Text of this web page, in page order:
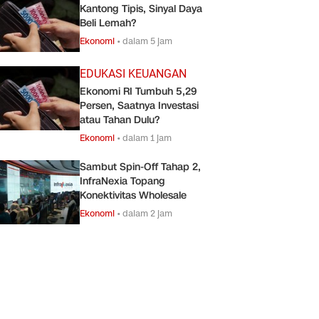
Kantong Tipis, Sinyal Daya
Beli Lemah?
Ekonomi •dalam 5 jam
EDUKASI KEUANGAN
Ekonomi RI Tumbuh 5,29
Persen, Saatnya Investasi
atau Tahan Dulu?
Ekonomi •dalam 1 jam
Sambut Spin-Off Tahap 2,
InfraNexia Topang
Konektivitas Wholesale
Ekonomi •dalam 2 jam